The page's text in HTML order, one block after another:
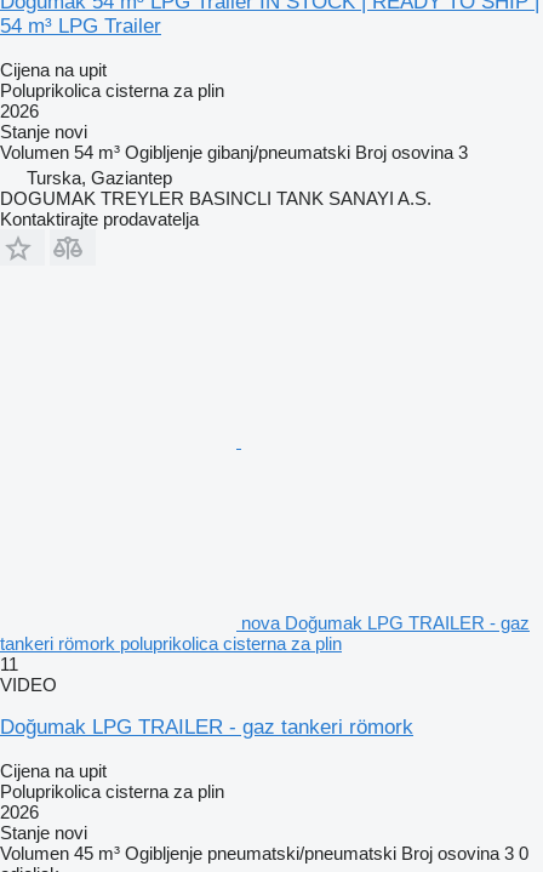
54 m³ LPG Trailer
Cijena na upit
Poluprikolica cisterna za plin
2026
Stanje novi
Volumen 54 m³ Ogibljenje gibanj/pneumatski Broj osovina 3
Turska, Gaziantep
DOGUMAK TREYLER BASINCLI TANK SANAYI A.S.
Kontaktirajte prodavatelja
nova Doğumak LPG TRAILER - gaz
tankeri römork poluprikolica cisterna za plin
11
VIDEO
Doğumak LPG TRAILER - gaz tankeri römork
Cijena na upit
Poluprikolica cisterna za plin
2026
Stanje novi
Volumen 45 m³ Ogibljenje pneumatski/pneumatski Broj osovina 3 0